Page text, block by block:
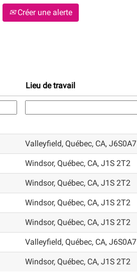
Créer une alerte
Lieu de travail
Valleyfield, Québec, CA, J6S0A7
Windsor, Québec, CA, J1S 2T2
Windsor, Québec, CA, J1S 2T2
Windsor, Québec, CA, J1S 2T2
Windsor, Québec, CA, J1S 2T2
Valleyfield, Québec, CA, J6S0A7
Windsor, Québec, CA, J1S 2T2